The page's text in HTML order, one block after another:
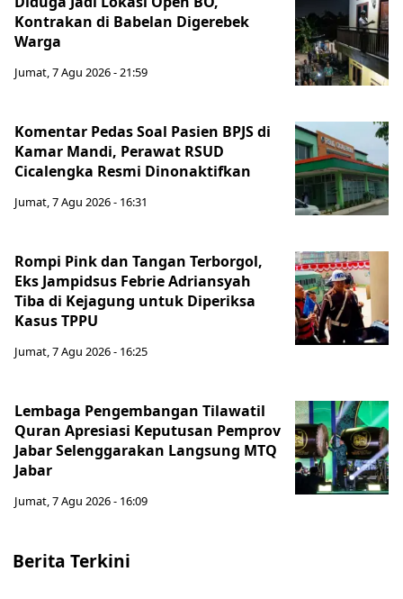
Kontrakan di Babelan Digerebek
Warga
Jumat, 7 Agu 2026 - 21:59
Komentar Pedas Soal Pasien BPJS di
Kamar Mandi, Perawat RSUD
Cicalengka Resmi Dinonaktifkan
Jumat, 7 Agu 2026 - 16:31
Rompi Pink dan Tangan Terborgol,
Eks Jampidsus Febrie Adriansyah
Tiba di Kejagung untuk Diperiksa
Kasus TPPU
Jumat, 7 Agu 2026 - 16:25
Lembaga Pengembangan Tilawatil
Quran Apresiasi Keputusan Pemprov
Jabar Selenggarakan Langsung MTQ
Jabar
Jumat, 7 Agu 2026 - 16:09
Berita Terkini